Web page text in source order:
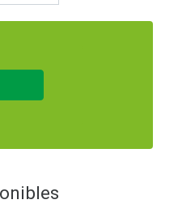
des cours